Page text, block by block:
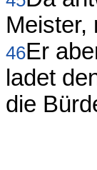
Meister,
46Er
ladet
die